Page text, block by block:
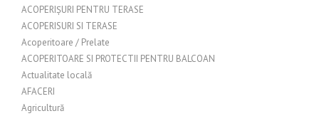
ACOPERIȘURI PENTRU TERASE
ACOPERISURI SI TERASE
Acoperitoare / Prelate
ACOPERITOARE SI PROTECTII PENTRU BALCOAN
Actualitate locală
AFACERI
Agricultură